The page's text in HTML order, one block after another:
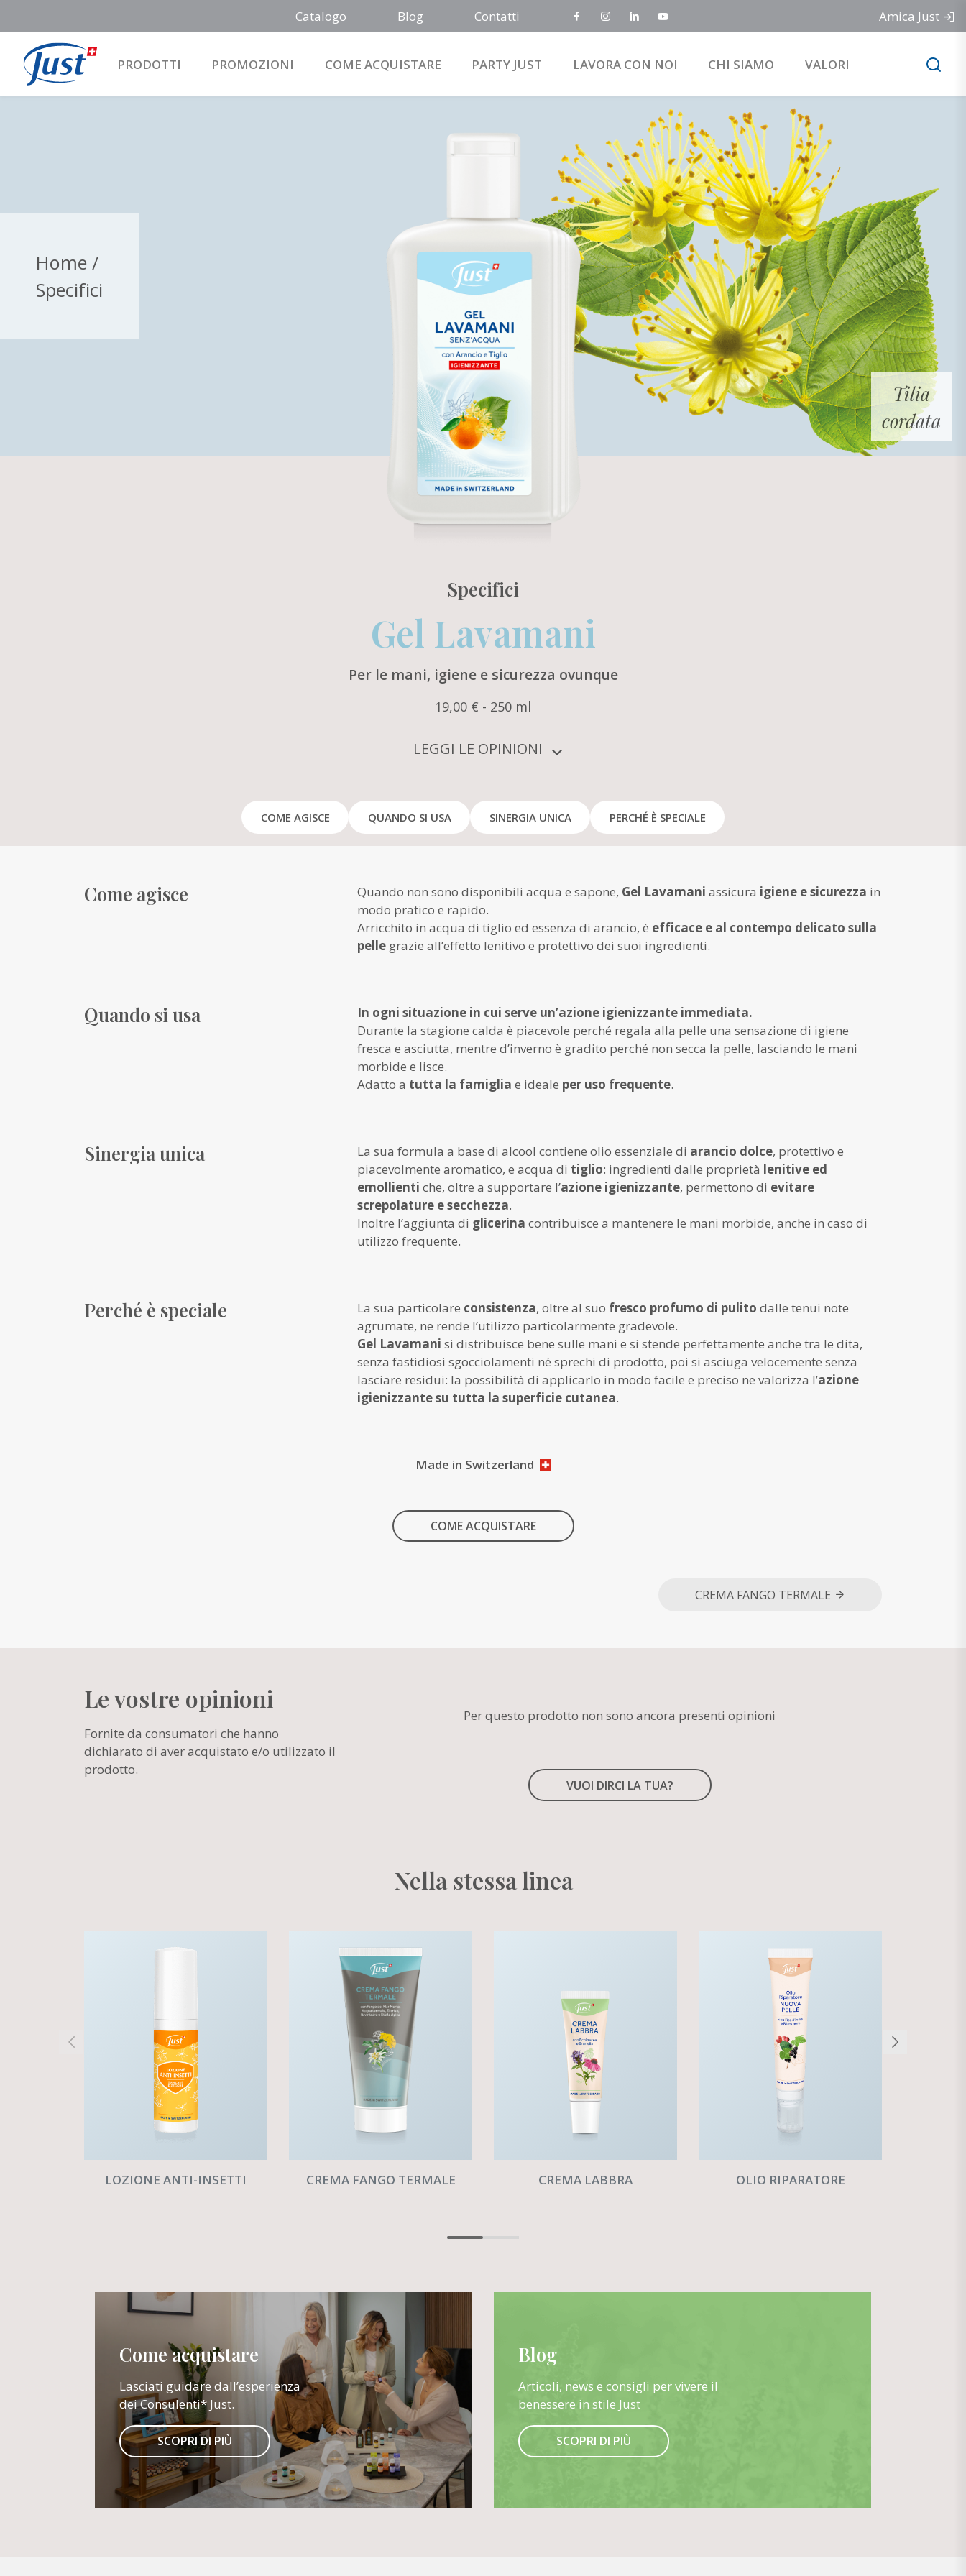
Catalogo Blog Contatti Amica Just
Main Navigation
PRODOTTI PROMOZIONI COME ACQUISTARE PARTY JUST LAVORA CON NOI CHI SIAMO VALORI
Home /
Specifici
Tilia
cordata
Specifici
Gel Lavamani
Per le mani, igiene e sicurezza ovunque
19,00 € - 250 ml
LEGGI LE OPINIONI
COME AGISCE QUANDO SI USA SINERGIA UNICA PERCHÉ È SPECIALE
Come agisce Quando non sono disponibili acqua e sapone, Gel Lavamani assicura igiene e sicurezza in
modo pratico e rapido.
Arricchito in acqua di tiglio ed essenza di arancio, è efficace e al contempo delicato sulla
pelle grazie all’effetto lenitivo e protettivo dei suoi ingredienti.
Quando si usa
In ogni situazione in cui serve un’azione igienizzante immediata.
Durante la stagione calda è piacevole perché regala alla pelle una sensazione di igiene
fresca e asciutta, mentre d’inverno è gradito perché non secca la pelle, lasciando le mani
morbide e lisce.
Adatto a tutta la famiglia e ideale per uso frequente.
Sinergia unica La sua formula a base di alcool contiene olio essenziale di arancio dolce, protettivo e
piacevolmente aromatico, e acqua di tiglio: ingredienti dalle proprietà lenitive ed
emollienti che, oltre a supportare l’azione igienizzante, permettono di evitare
screpolature e secchezza.
Inoltre l’aggiunta di glicerina contribuisce a mantenere le mani morbide, anche in caso di
utilizzo frequente.
Perché è speciale La sua particolare consistenza, oltre al suo fresco profumo di pulito dalle tenui note
agrumate, ne rende l’utilizzo particolarmente gradevole.
Gel Lavamani si distribuisce bene sulle mani e si stende perfettamente anche tra le dita,
senza fastidiosi sgocciolamenti né sprechi di prodotto, poi si asciuga velocemente senza
lasciare residui: la possibilità di applicarlo in modo facile e preciso ne valorizza l’azione
igienizzante su tutta la superficie cutanea.
Made in Switzerland
COME ACQUISTARE
CREMA FANGO TERMALE
Le vostre opinioni
Fornite da consumatori che hanno
dichiarato di aver acquistato e/o utilizzato il
prodotto.
Per questo prodotto non sono ancora presenti opinioni
VUOI DIRCI LA TUA?
Nella stessa linea
LOZIONE ANTI-INSETTI CREMA FANGO TERMALE CREMA LABBRA OLIO RIPARATORE
Come acquistare
Lasciati guidare dall’esperienza
dei Consulenti* Just.
SCOPRI DI PIÙ
Blog
Articoli, news e consigli per vivere il
benessere in stile Just
SCOPRI DI PIÙ